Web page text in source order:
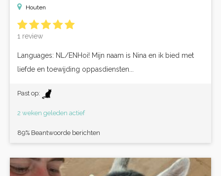
Houten
1 review
Languages: NL/ENHoi! Mijn naam is Nina en ik bied met
liefde en toewijding oppasdiensten...
Past op:
2 weken geleden actief
89% Beantwoorde berichten